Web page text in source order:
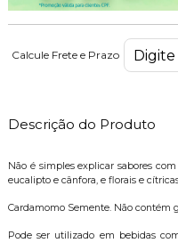
Calcule Frete e Prazo
Descrição do Produto
Não é simples explicar sabores
eucalipto e cânfora, e florais e
Cardamomo Semente. Não contém
Pode ser utilizado em bebidas